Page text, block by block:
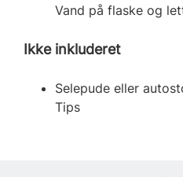
Vand på flaske og
Ikke inkluderet
Selepude eller
Tips